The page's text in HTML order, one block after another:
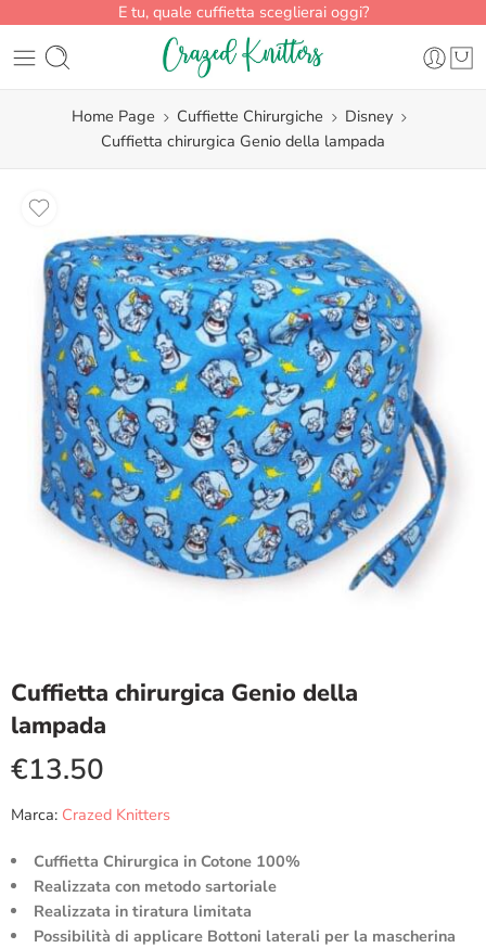
E tu, quale cuffietta sceglierai oggi?
Home Page Cuffiette Chirurgiche
Disney
Cuffietta chirurgica Genio della lampada
Cuffietta chirurgica Genio della
lampada
€13.50
Marca: Crazed Knitters
Cuffietta Chirurgica in Cotone 100%
Realizzata con metodo sartoriale
Realizzata in tiratura limitata
Possibilità di applicare Bottoni laterali per la mascherina